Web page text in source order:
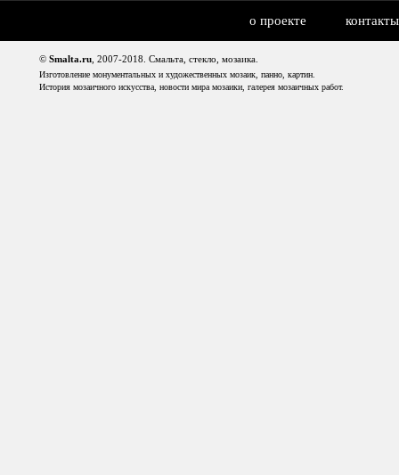
о проекте контакты
© Smalta.ru , 2007-2018. Смальта, стекло, мозаика.
Изготовление монументальных и художественных мозаик, панно, картин.
История мозаичного искусства, новости мира мозаики, галерея мозаичных работ.